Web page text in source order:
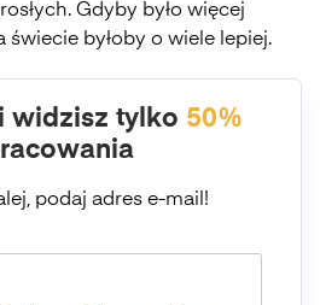
Gdyby było więcej
świecie byłoby o wiele lepiej.
widzisz tylko 50%
podaj adres e-mail!